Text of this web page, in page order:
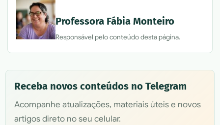
Professora Fábia Monteiro
Responsável pelo conteúdo desta página.
Receba novos conteúdos no Telegram
Acompanhe atualizações, materiais úteis e novos
artigos direto no seu celular.